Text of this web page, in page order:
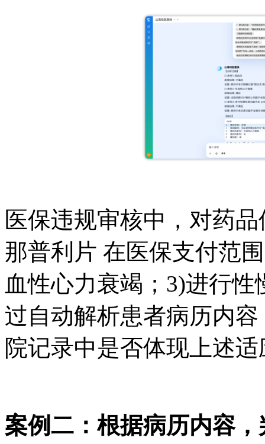
医保违规审核中，对药
那普利片 在医保支付范
血性心力衰竭；3)进行
过自动解析患者病历内
院记录中是否体现上述
案例二：根据病历内容